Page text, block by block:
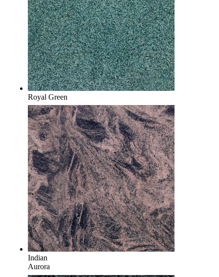
Royal Green
Indian
Aurora